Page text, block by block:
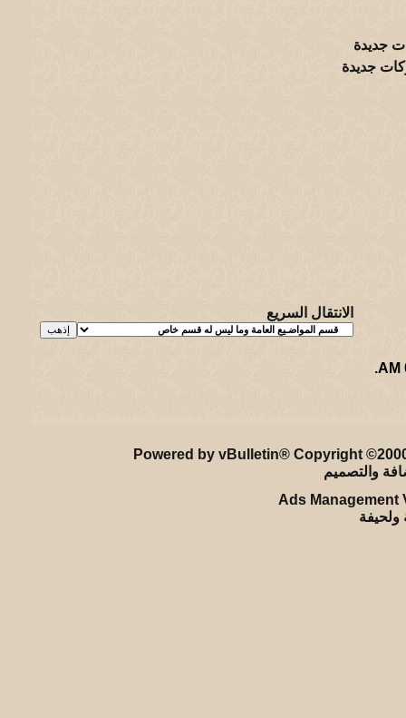
جديدة
جديدة
الانتقال السريع
.
Powered by vBulletin® Copyright
Ads Management
ولحيفة